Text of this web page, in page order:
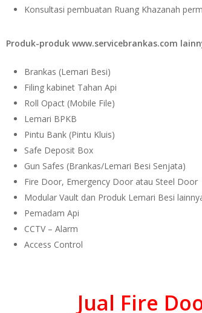
Konsultasi pembuatan Ruang Khazanah
Produk-produk www.servicebrankas.com
Brankas (Lemari Besi)
Filing kabinet Tahan Api
Roll Opact (Mobile File)
Lemari BPKB
Pintu Bank (Pintu Kluis)
Safe Deposit Box
Gun Safes (Brankas/Lemari Besi Senjata)
Fire Door, Emergency Door atau Steel Door
Modular Vault dan Produk Lemari Besi
Pemadam Api
CCTV – Alarm
Access Control
Jual Fire